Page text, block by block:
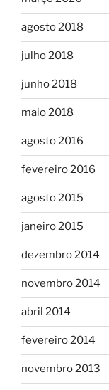
agosto 2018
julho 2018
junho 2018
maio 2018
agosto 2016
fevereiro 2016
agosto 2015
janeiro 2015
dezembro 2014
novembro 2014
abril 2014
fevereiro 2014
novembro 2013